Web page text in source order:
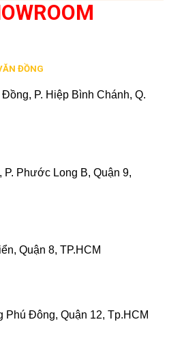
ĐỒNG
P. Hiệp Bình Chánh, Q.
Phước Long B, Quận 9,
Quận 8, TP.HCM
Đông, Quận 12, Tp.HCM